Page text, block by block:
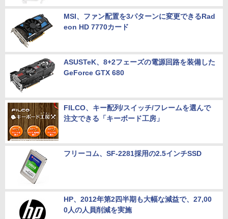
MSI、ファン配置を3パターンに変更できるRad
eon HD 7770カード
ASUSTeK、8+2フェーズの電源回路を装備した
GeForce GTX 680
FILCO、キー配列/スイッチ/フレームを選んで
注文できる「キーボード工房」
フリーコム、SF-2281採用の2.5インチSSD
HP、2012年第2四半期も大幅な減益で、27,00
0人の人員削減を実施